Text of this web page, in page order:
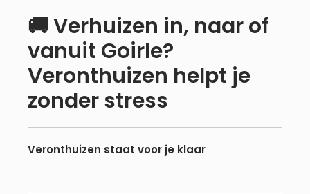
Meteen
naar
inhoud
🚚 Verhuizen in, naar of
vanuit Goirle?
Veronthuizen helpt je
zonder stress
Veronthuizen staat voor je klaar